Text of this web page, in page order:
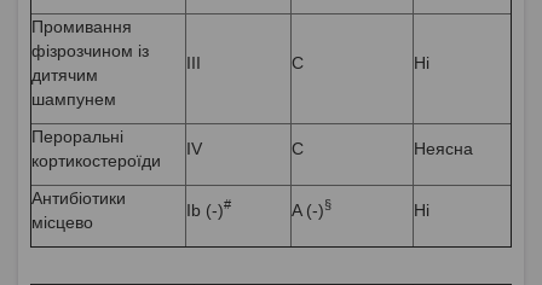
Промивання
фізрозчином із
дитячим
шампунем
III C Ні
Пероральні
кортикостероїди
IV C Неясна
Антибіотики
місцево
Ib (-)# A (-)§ Ні